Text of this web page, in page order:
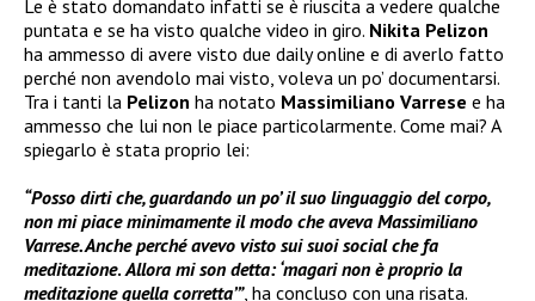
Le è stato domandato infatti se è riuscita a vedere qualche
puntata e se ha visto qualche video in giro. Nikita Pelizon
ha ammesso di avere visto due daily online e di averlo fatto
perché non avendolo mai visto, voleva un po’ documentarsi.
Tra i tanti la Pelizon ha notato Massimiliano Varrese e ha
ammesso che lui non le piace particolarmente. Come mai? A
spiegarlo è stata proprio lei:
“Posso dirti che, guardando un po’ il suo linguaggio del corpo,
non mi piace minimamente il modo che aveva Massimiliano
Varrese. Anche perché avevo visto sui suoi social che fa
meditazione. Allora mi son detta: ‘magari non è proprio la
meditazione quella corretta’”, ha concluso con una risata.